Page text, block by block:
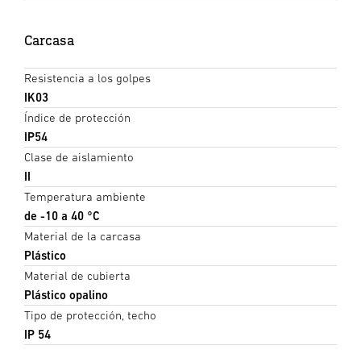
Carcasa
Resistencia a los golpes
IK03
Índice de protección
IP54
Clase de aislamiento
II
Temperatura ambiente
de -10 a 40 °C
Material de la carcasa
Plástico
Material de cubierta
Plástico opalino
Tipo de protección, techo
IP 54